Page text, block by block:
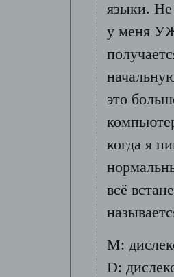
языки.
у меня
это
когда я
всё
М:
D: